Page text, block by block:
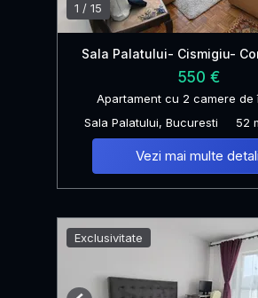
1 / 15
Sala Palatului- Cismigiu-
550 €
Apartament cu 2 camere de
Sala Palatului, Bucuresti
52
Vezi mai multe
Exclusivitate